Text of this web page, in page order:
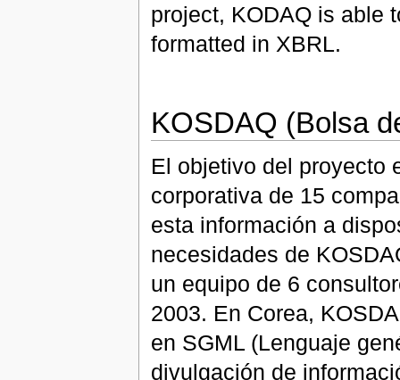
project, KODAQ is able
formatted in XBRL.
KOSDAQ (Bolsa
El objetivo del proyecto
corporativa de 15
esta información a
necesidades de
un equipo de 6
2003. En Corea,
en SGML (Lenguaje
divulgación de